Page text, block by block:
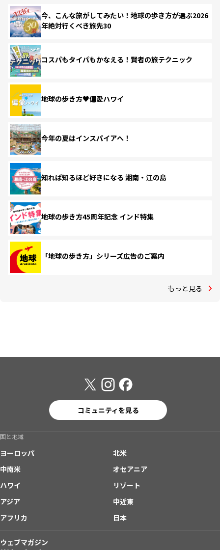
今、こんな旅がしてみたい！地球の歩き方が選ぶ2026
年絶対行くべき旅先30
コスパもタイパもかなえる！賢者の旅テクニック
地球の歩き方♥偏愛ハワイ
今年の夏はインスパイアへ！
知れば知るほど好きになる 湘南・江の島
地球の歩き方45周年記念 インド特集
「地球の歩き方」シリーズ広告のご案内
もっと見る
コミュニティを見る
国と地域
ヨーロッパ
北米
中南米
オセアニア
ハワイ
リゾート
アジア
中近東
アフリカ
日本
ウェブマガジン